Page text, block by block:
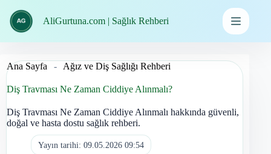
geç
AliGurtuna.com | Sağlık Rehberi
Ana Sayfa - Ağız ve Diş Sağlığı Rehberi
Diş Travması Ne Zaman Ciddiye Alınmalı?
Diş Travması Ne Zaman Ciddiye Alınmalı hakkında güvenli,
doğal ve hasta dostu sağlık rehberi.
Yayın tarihi: 09.05.2026 09:54